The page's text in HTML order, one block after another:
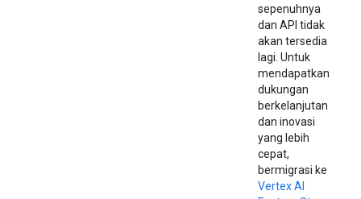
sepenuhnya
dan API tidak
akan tersedia
lagi. Untuk
mendapatkan
dukungan
berkelanjutan
dan inovasi
yang lebih
cepat,
bermigrasi ke
Vertex AI